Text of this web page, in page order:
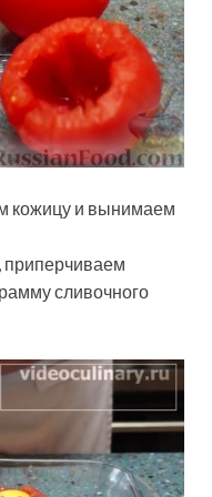
кожицу и вынимаем
сливочного